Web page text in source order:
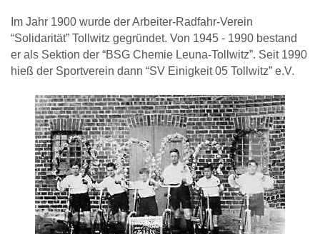
Im Jahr 1900 wurde der Arbeiter-Radfahr-Verein
“Solidarität” Tollwitz gegründet. Von 1945 - 1990 bestand
er als Sektion der “BSG Chemie Leuna-Tollwitz”. Seit 1990
hieß der Sportverein dann “SV Einigkeit 05 Tollwitz” e.V.